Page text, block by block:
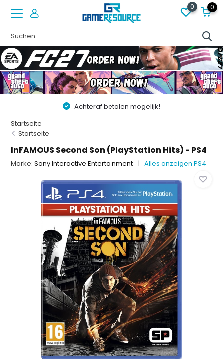
0 0
Achteraf betalen mogelijk!
Startseite
Startseite
InFAMOUS Second Son (PlayStation Hits) - PS4
Marke:Sony Interactive Entertainment Alles anzeigen PS4